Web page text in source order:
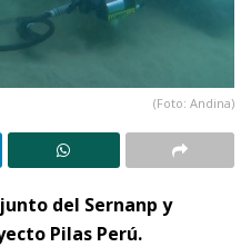
(Foto: Andina)
del Sernanp y
Pilas Perú.